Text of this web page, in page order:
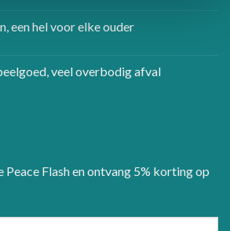
een hel voor elke ouder
veel overbodig afval
Peace Flash en ontvang 5% korting op